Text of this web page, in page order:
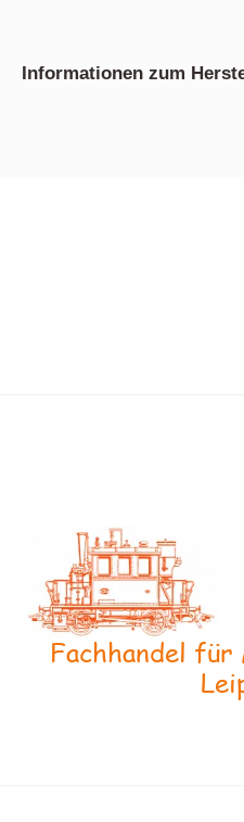
Informationen zum
Fachhandel für